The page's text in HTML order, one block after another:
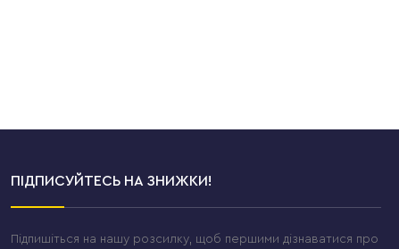
ПІДПИСУЙТЕСЬ НА ЗНИЖКИ!
Підпишіться на нашу розсилку, щоб першими дізнаватися про